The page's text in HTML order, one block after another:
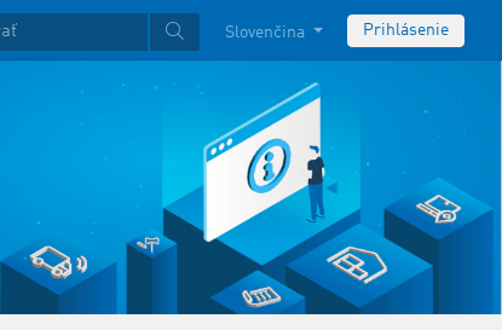
Slovenčina Prihlásenie